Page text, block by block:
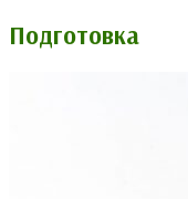
Подготовка